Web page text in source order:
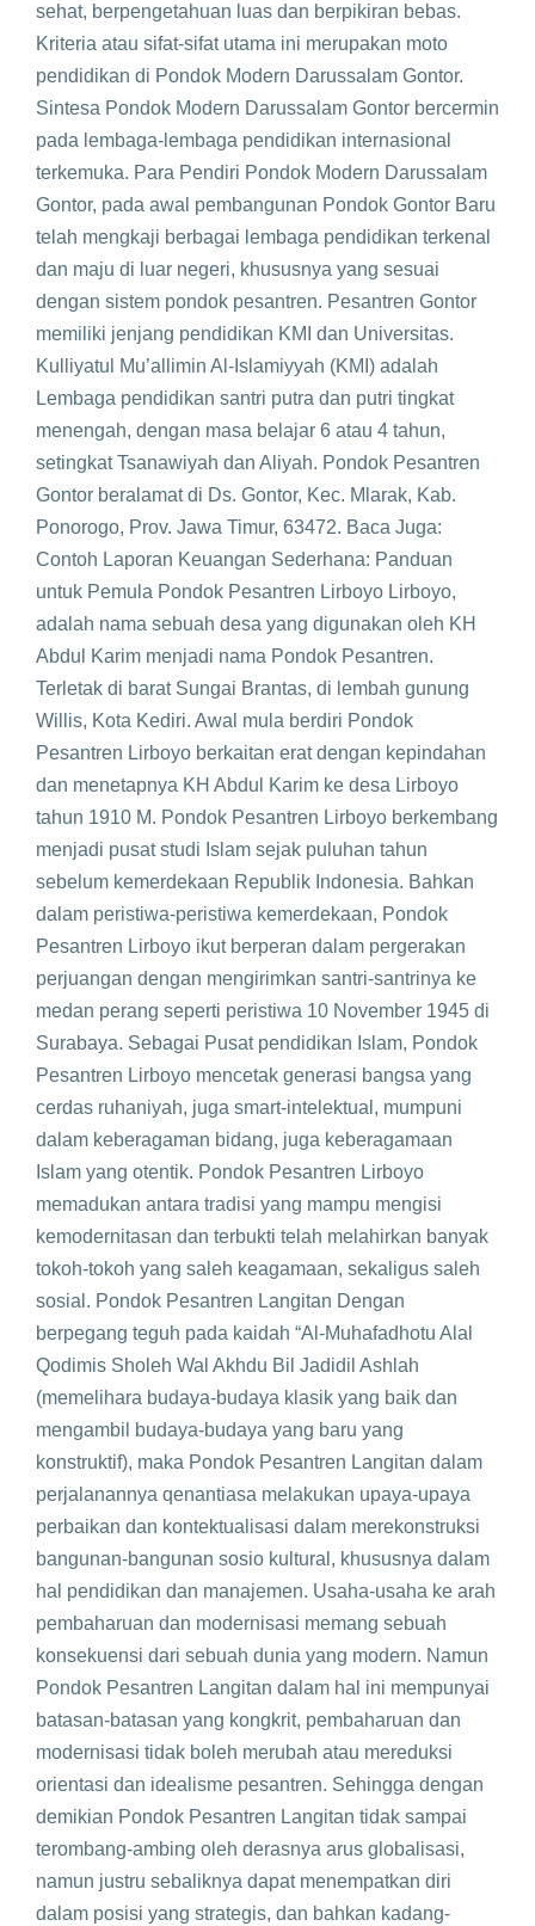
sehat, berpengetahuan luas dan berpikiran bebas.
Kriteria atau sifat-sifat utama ini merupakan moto
pendidikan di Pondok Modern Darussalam Gontor.
Sintesa Pondok Modern Darussalam Gontor bercermin
pada lembaga-lembaga pendidikan internasional
terkemuka. Para Pendiri Pondok Modern Darussalam
Gontor, pada awal pembangunan Pondok Gontor Baru
telah mengkaji berbagai lembaga pendidikan terkenal
dan maju di luar negeri, khususnya yang sesuai
dengan sistem pondok pesantren. Pesantren Gontor
memiliki jenjang pendidikan KMI dan Universitas.
Kulliyatul Mu’allimin Al-Islamiyyah (KMI) adalah
Lembaga pendidikan santri putra dan putri tingkat
menengah, dengan masa belajar 6 atau 4 tahun,
setingkat Tsanawiyah dan Aliyah. Pondok Pesantren
Gontor beralamat di Ds. Gontor, Kec. Mlarak, Kab.
Ponorogo, Prov. Jawa Timur, 63472. Baca Juga:
Contoh Laporan Keuangan Sederhana: Panduan
untuk Pemula Pondok Pesantren Lirboyo Lirboyo,
adalah nama sebuah desa yang digunakan oleh KH
Abdul Karim menjadi nama Pondok Pesantren.
Terletak di barat Sungai Brantas, di lembah gunung
Willis, Kota Kediri. Awal mula berdiri Pondok
Pesantren Lirboyo berkaitan erat dengan kepindahan
dan menetapnya KH Abdul Karim ke desa Lirboyo
tahun 1910 M. Pondok Pesantren Lirboyo berkembang
menjadi pusat studi Islam sejak puluhan tahun
sebelum kemerdekaan Republik Indonesia. Bahkan
dalam peristiwa-peristiwa kemerdekaan, Pondok
Pesantren Lirboyo ikut berperan dalam pergerakan
perjuangan dengan mengirimkan santri-santrinya ke
medan perang seperti peristiwa 10 November 1945 di
Surabaya. Sebagai Pusat pendidikan Islam, Pondok
Pesantren Lirboyo mencetak generasi bangsa yang
cerdas ruhaniyah, juga smart-intelektual, mumpuni
dalam keberagaman bidang, juga keberagamaan
Islam yang otentik. Pondok Pesantren Lirboyo
memadukan antara tradisi yang mampu mengisi
kemodernitasan dan terbukti telah melahirkan banyak
tokoh-tokoh yang saleh keagamaan, sekaligus saleh
sosial. Pondok Pesantren Langitan Dengan
berpegang teguh pada kaidah “Al-Muhafadhotu Alal
Qodimis Sholeh Wal Akhdu Bil Jadidil Ashlah
(memelihara budaya-budaya klasik yang baik dan
mengambil budaya-budaya yang baru yang
konstruktif), maka Pondok Pesantren Langitan dalam
perjalanannya qenantiasa melakukan upaya-upaya
perbaikan dan kontektualisasi dalam merekonstruksi
bangunan-bangunan sosio kultural, khususnya dalam
hal pendidikan dan manajemen. Usaha-usaha ke arah
pembaharuan dan modernisasi memang sebuah
konsekuensi dari sebuah dunia yang modern. Namun
Pondok Pesantren Langitan dalam hal ini mempunyai
batasan-batasan yang kongkrit, pembaharuan dan
modernisasi tidak boleh merubah atau mereduksi
orientasi dan idealisme pesantren. Sehingga dengan
demikian Pondok Pesantren Langitan tidak sampai
terombang-ambing oleh derasnya arus globalisasi,
namun justru sebaliknya dapat menempatkan diri
dalam posisi yang strategis, dan bahkan kadang-